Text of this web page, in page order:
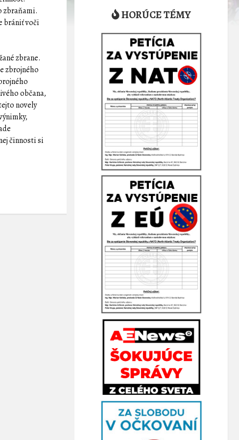
zbraňami.
brániť voči
zbrane.
zbrojného
občana,
novely
činnosti si
HORÚCE TÉMY